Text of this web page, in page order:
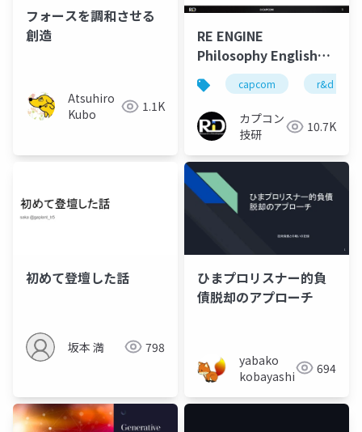
フォースを調和させる
創造
Atsuhiro
Kubo
1.1K
RE ENGINE
Philosophy English
Editioncapcom r&d
カプコン
技研
10.7K
初めて登壇した話
坂本 満 798
ひまプロリスナー的負
債脱却のアプローチ
yabako
kobayashi
694